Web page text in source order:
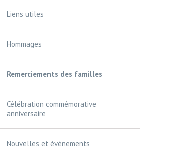
Liens utiles
Hommages
Remerciements des familles
Célébration commémorative
anniversaire
Nouvelles et événements